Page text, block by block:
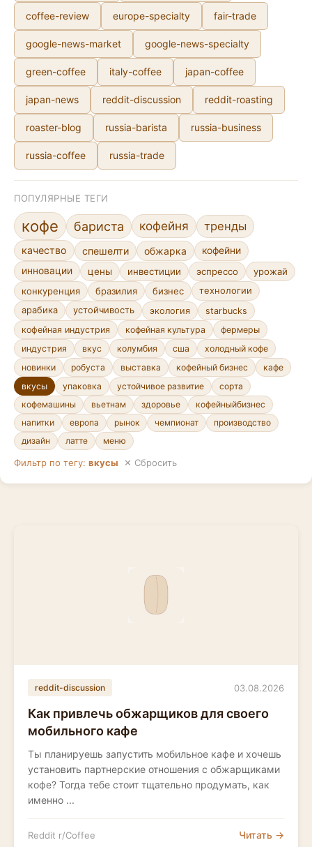
coffee-review europe-specialty fair-trade
google-news-market google-news-specialty
green-coffee italy-coffee japan-coffee
japan-news reddit-discussion reddit-roasting
roaster-blog russia-barista russia-business
russia-coffee russia-trade
ПОПУЛЯРНЫЕ ТЕГИ
кофе бариста кофейня тренды
качество спешелти обжарка
кофейни
инновации
цены инвестиции эспрессо
урожай
конкуренция
бразилия бизнес
технологии
арабика
устойчивость экология
starbucks
кофейная индустрия
кофейная культура
фермеры
индустрия
вкус колумбия сша
холодный кофе
новинки
робуста выставка кофейный бизнес
кафе
вкусы
упаковка устойчивое развитие
сорта
кофемашины
вьетнам здоровье
кофейныйбизнес
напитки
европа рынок чемпионат
производство
дизайн
латте меню
Фильтр по тегу: вкусы ✕ Сбросить
reddit-discussion 03.08.2026
Как привлечь обжарщиков для своего
мобильного кафе
Ты планируешь запустить мобильное кафе и хочешь
установить партнерские отношения с обжарщиками
кофе? Тогда тебе стоит тщательно продумать, как
именно ...
Reddit r/Coffee Читать →